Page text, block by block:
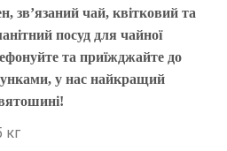
зв’язаний чай, квітковий та
посуд для чайної
та приїжджайте до
у нас найкращий
кг